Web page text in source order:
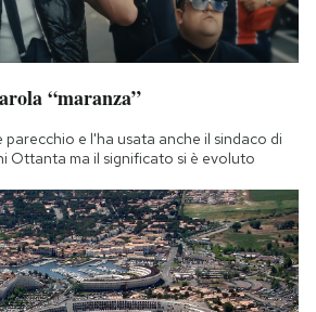
“maranza”
parecchio e l'ha usata anche il sindaco di
Ottanta ma il significato si è evoluto